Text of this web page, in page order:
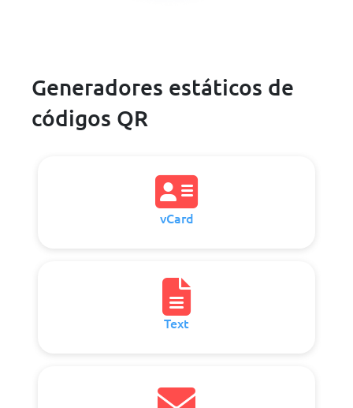
Generadores estáticos de
códigos QR
vCard
Text